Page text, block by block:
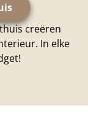
creëren
In elke